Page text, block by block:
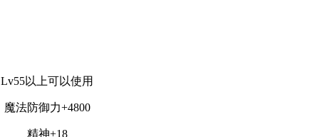
Lv55以上可以使用
魔法防御力+4800
精神+18